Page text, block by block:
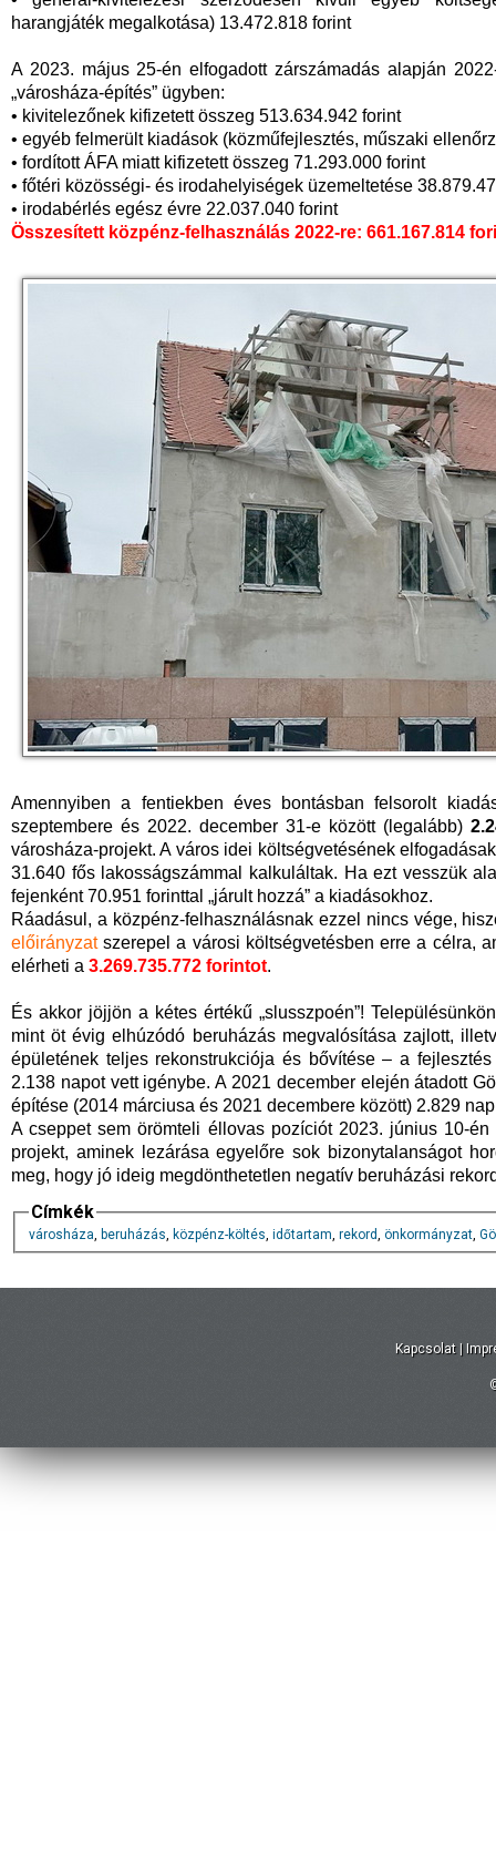
harangjáték megalkotása) 13.472.818 forint
A 2023. május 25-én elfogadott zárszámadás alapján
„városháza-építés” ügyben:
• kivitelezőnek kifizetett összeg 513.634.942 forint
• egyéb felmerült kiadások (közműfejlesztés, műszaki
• fordított ÁFA miatt kifizetett összeg 71.293.000 forint
• főtéri közösségi- és irodahelyiségek üzemeltetése
• irodabérlés egész évre 22.037.040 forint
Összesített közpénz-felhasználás 2022-re: 661.167.814
Amennyiben a fentiekben éves bontásban felsorolt
szeptembere és 2022. december 31-e között (legalább)
városháza-projekt. A város idei költségvetésének
31.640 fős lakosságszámmal kalkuláltak. Ha ezt vesszük
fejenként 70.951 forinttal „járult hozzá” a kiadásokhoz.
Ráadásul, a közpénz-felhasználásnak ezzel nincs vége,
előirányzatszerepel a városi költségvetésben erre a célra,
elérheti a 3.269.735.772 forintot.
És akkor jöjjön a kétes értékű „slusszpoén”!
mint öt évig elhúzódó beruházás megvalósítása zajlott,
épületének teljes rekonstrukciója és bővítése – a
2.138 napot vett igénybe. A 2021 december elején átadott
építése (2014 márciusa és 2021 decembere között) 2.829
A cseppet sem örömteli éllovas pozíciót 2023. június 10-
projekt, aminek lezárása egyelőre sok bizonytalanságot
meg, hogy jó ideig megdönthetetlen negatív beruházási
Címkék
városháza, beruházás, közpénz-költés, időtartam, rekord, önkormányzat,
Kapcsolat |